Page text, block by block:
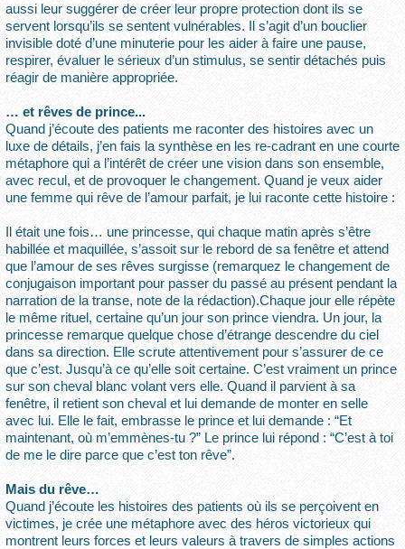
aussi leur suggérer de créer leur propre protection dont ils se
servent lorsqu’ils se sentent vulnérables. Il s’agit d’un bouclier
invisible doté d’une minuterie pour les aider à faire une pause,
respirer, évaluer le sérieux d’un stimulus, se sentir détachés puis
réagir de manière appropriée.
… et rêves de prince...
Quand j’écoute des patients me raconter des histoires avec un
luxe de détails, j’en fais la synthèse en les re-cadrant en une courte
métaphore qui a l’intérêt de créer une vision dans son ensemble,
avec recul, et de provoquer le changement. Quand je veux aider
une femme qui rêve de l’amour parfait, je lui raconte cette histoire :
Il était une fois… une princesse, qui chaque matin après s’être
habillée et maquillée, s’assoit sur le rebord de sa fenêtre et attend
que l’amour de ses rêves surgisse (remarquez le changement de
conjugaison important pour passer du passé au présent pendant la
narration de la transe, note de la rédaction).Chaque jour elle répète
le même rituel, certaine qu’un jour son prince viendra. Un jour, la
princesse remarque quelque chose d’étrange descendre du ciel
dans sa direction. Elle scrute attentivement pour s’assurer de ce
que c’est. Jusqu’à ce qu’elle soit certaine. C’est vraiment un prince
sur son cheval blanc volant vers elle. Quand il parvient à sa
fenêtre, il retient son cheval et lui demande de monter en selle
avec lui. Elle le fait, embrasse le prince et lui demande : “Et
maintenant, où m’emmènes-tu ?” Le prince lui répond : “C’est à toi
de me le dire parce que c’est ton rêve”.
Mais du rêve…
Quand j’écoute les histoires des patients où ils se perçoivent en
victimes, je crée une métaphore avec des héros victorieux qui
montrent leurs forces et leurs valeurs à travers de simples actions